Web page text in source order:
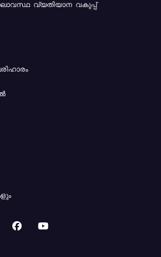
വ്യതിയാന വകുപ്പ്